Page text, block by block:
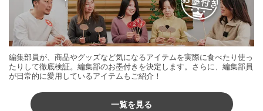
編集部員が、商品やグッズなど気になるアイテムを実際に食べたり使っ
たりして徹底検証。編集部のお墨付きを決定します。さらに、編集部員
が日常的に愛用しているアイテムもご紹介！
一覧を見る